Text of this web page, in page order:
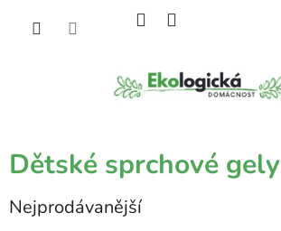
Dětské sprchové gely
Nejprodávanější